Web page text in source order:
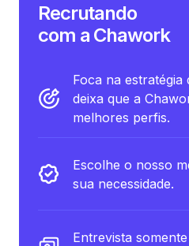
Recrutando
com a Chawork
Foca na estratégia
deixa que a
melhores perfis.
Escolhe o nosso
sua necessidade.
Entrevista